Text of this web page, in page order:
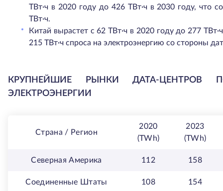
ТВт·ч в 2020 году до 426 ТВт·ч в 2030 году, что
ТВт·ч.
Китай вырастет с 62 ТВт·ч в 2020 году до 277
215 ТВт·ч спроса на электроэнергию со стороны
КРУПНЕЙШИЕ РЫНКИ ДАТА-ЦЕНТРОВ
ЭЛЕКТРОЭНЕРГИИ
Страна / Регион
2020
(TWh)
2023
(TWh)
Северная Америка 112 158
Соединенные Штаты 108 154